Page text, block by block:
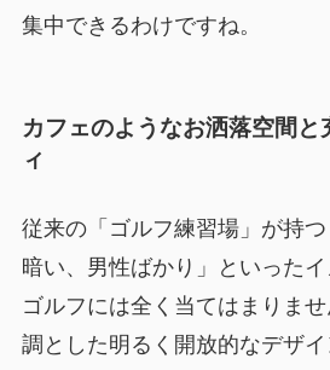
集中できるわけですね。
カフェのようなお洒落空間と
ィ
従来の「ゴルフ練習場」が持
暗い、男性ばかり」といった
ゴルフには全く当てはまりま
調とした明るく開放的なデザ